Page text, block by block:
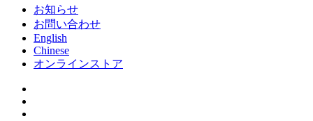
お知らせ
お問い合わせ
English
Chinese
オンラインストア